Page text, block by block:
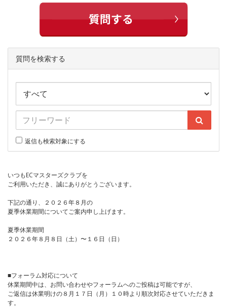
質問を検索する
返信も検索対象にする
いつもECマスターズクラブを
ご利用いただき、誠にありがとうございます。
下記の通り、２０２６年８月の
夏季休業期間についてご案内申し上げます。
夏季休業期間
２０２６年８月８日（土）〜１６日（日）
■フォーラム対応について
休業期間中は、お問い合わせやフォーラムへのご投稿は可能ですが、
ご返信は休業明けの８月１７日（月）１０時より順次対応させていただきま
す。